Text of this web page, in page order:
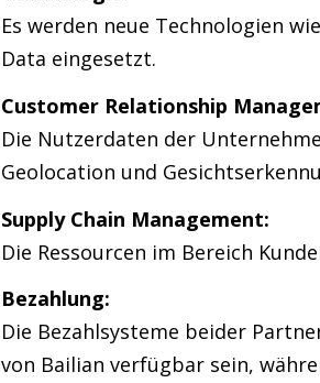
Es werden neue Technologien
Data eingesetzt.
Customer Relationship
Die Nutzerdaten der
Geolocation und
Supply Chain Management:
Die Ressourcen im Bereich
Bezahlung:
Die Bezahlsysteme beider
von Bailian verfügbar sein,